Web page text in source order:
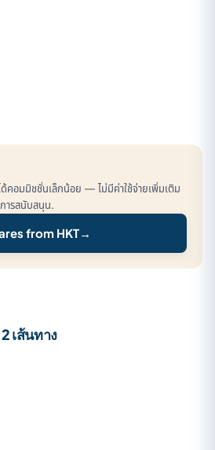
ด้คอมมิชชั่นเล็กน้อย — ไม่มีค่าใช้จ่ายเพิ่มเติม
ารสนับสนุน.
from HKT→
เส้นทาง